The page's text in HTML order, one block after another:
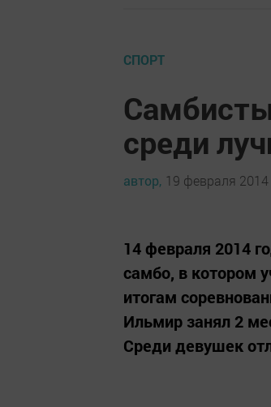
СПОРТ
среди
автор, 19 февраля 2014
14 февраля 2014
самбо, в котором
итогам
Ильмир занял 2
Среди девушек